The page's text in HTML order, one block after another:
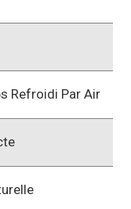
Refroidi Par Air